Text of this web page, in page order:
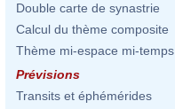
Double carte de synastrie
Calcul du thème composite
Thème mi-espace mi-temps
Prévisions
Transits et éphémérides